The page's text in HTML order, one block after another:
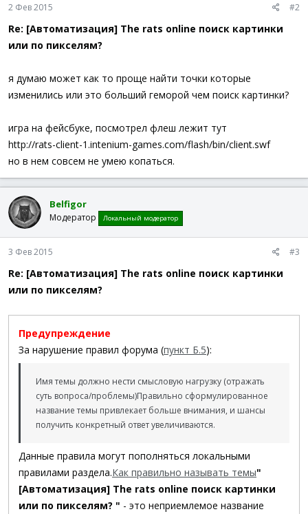
2 Фев 2015 #2
Re: [Автоматизация] The rats online поиск картинки
или по пикселям?
я думаю может как то проще найти точки которые
изменились или это больший геморой чем поиск картинки?
игра на фейсбуке, посмотрел флеш лежит тут
http://rats-client-1.intenium-games.com/flash/bin/client.swf
но в нем совсем не умею копаться.
Belfigor
Модератор Локальный модератор
3 Фев 2015 #3
Re: [Автоматизация] The rats online поиск картинки
или по пикселям?
Предупреждение
За нарушение правил форума (пункт Б.5):
Имя темы должно нести смысловую нагрузку (отражать
суть вопроса/проблемы)Правильно сформулированное
название темы привлекает больше внимания, и шансы
получить конкретный ответ увеличиваются.
Данные правила могут пополняться локальными
правилами раздела.Как правильно называть темы"
[Автоматизация] The rats online поиск картинки
или по пикселям? " - это неприемлемое название